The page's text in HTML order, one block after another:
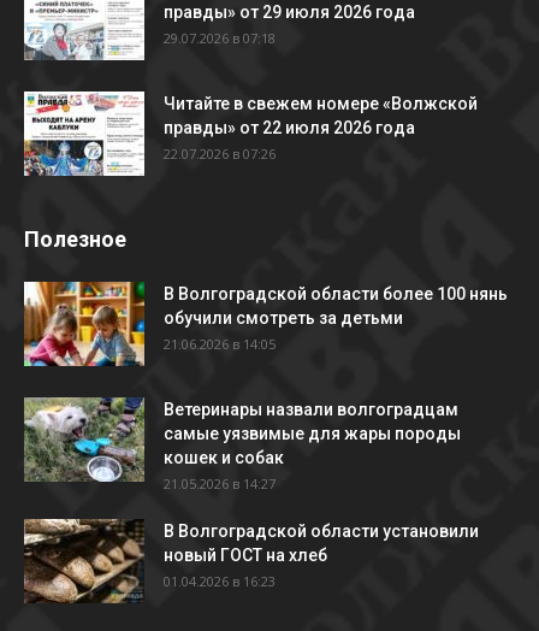
правды» от 29 июля 2026 года
29.07.2026 в 07:18
Читайте в свежем номере «Волжской
правды» от 22 июля 2026 года
22.07.2026 в 07:26
Полезное
В Волгоградской области более 100 нянь
обучили смотреть за детьми
21.06.2026 в 14:05
Ветеринары назвали волгоградцам
самые уязвимые для жары породы
кошек и собак
21.05.2026 в 14:27
В Волгоградской области установили
новый ГОСТ на хлеб
01.04.2026 в 16:23